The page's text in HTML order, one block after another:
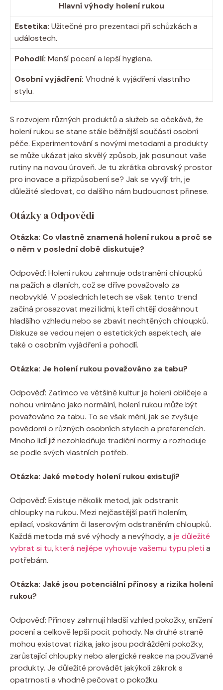
Hlavní výhody holení rukou
Estetika: Užitečné pro prezentaci při schůzkách a
událostech.
Pohodlí: Menší pocení a lepší hygiena.
Osobní vyjádření: Vhodné k vyjádření vlastního
stylu.
S rozvojem různých produktů a služeb se očekává, že
holení rukou se stane stále běžnější součástí osobní
péče. Experimentování s novými metodami a produkty
se může ukázat jako skvělý způsob, jak posunout vaše
rutiny na novou úroveň. Je tu zkrátka obrovský prostor
pro inovace a přizpůsobení se? Jak se vyvíjí trh, je
důležité sledovat, co dalšího nám budoucnost přinese.
Otázky a Odpovědi
Otázka: Co vlastně znamená holení rukou a proč se
o něm v poslední době diskutuje?
Odpověď: Holení rukou zahrnuje odstranění chloupků
na pažích a dlaních, což se dříve považovalo za
neobvyklé. V posledních letech se však tento trend
začíná prosazovat mezi lidmi, kteří chtějí dosáhnout
hladšího vzhledu nebo se zbavit nechtěných chloupků.
Diskuze se vedou nejen o estetických aspektech, ale
také o osobním vyjádření a pohodlí.
Otázka: Je holení rukou považováno za tabu?
Odpověď: Zatímco ve většině kultur je holení obličeje a
nohou vnímáno jako normální, holení rukou může být
považováno za tabu. To se však mění, jak se zvyšuje
povědomí o různých osobních stylech a preferencích.
Mnoho lidí již nezohledňuje tradiční normy a rozhoduje
se podle svých vlastních potřeb.
Otázka: Jaké metody holení rukou existují?
Odpověď: Existuje několik metod, jak odstranit
chloupky na rukou. Mezi nejčastější patří holením,
epilací, voskováním či laserovým odstraněním chloupků.
Každá metoda má své výhody a nevýhody, a je důležité
vybrat si tu,která nejlépe vyhovuje vašemu typu pleti a
potřebám.
Otázka: Jaké jsou potenciální přínosy a rizika holení
rukou?
Odpověď: Přínosy zahrnují hladší vzhled pokožky, snížení
pocení a celkově lepší pocit pohody. Na druhé straně
mohou existovat rizika, jako jsou podráždění pokožky,
zarůstající chloupky nebo alergické reakce na používané
produkty. Je důležité provádět jakýkoli zákrok s
opatrností a vhodně pečovat o pokožku.